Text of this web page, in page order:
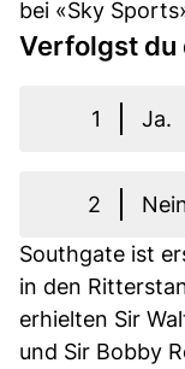
bei «Sky
Verfolgst du
1 Ja.
2
Southgate ist
in den
erhielten Sir
und Sir Bobby